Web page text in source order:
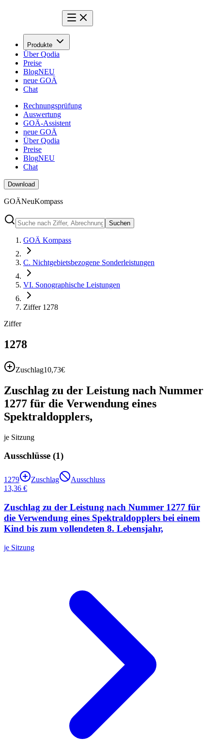
Produkte
Über Qodia
Preise
BlogNEU
neue GOÄ
Chat
Rechnungsprüfung
Auswertung
GOÄ-Assistent
neue GOÄ
Über Qodia
Preise
BlogNEU
Chat
Download
GOÄNeuKompass
Suchen
GOÄ Kompass
C. Nichtgebietsbezogene Sonderleistungen
VI. Sonographische Leistungen
Ziffer 1278
Ziffer
1278
Zuschlag10,73€
Zuschlag zu der Leistung nach Nummer
1277 für die Verwendung eines
Spektraldopplers,
je Sitzung
Ausschlüsse (1)
1279 Zuschlag
Ausschluss
13,36 €
Zuschlag zu der Leistung nach Nummer 1277 für
die Verwendung eines Spektraldopplers bei einem
Kind bis zum vollendeten 8. Lebensjahr,
je Sitzung